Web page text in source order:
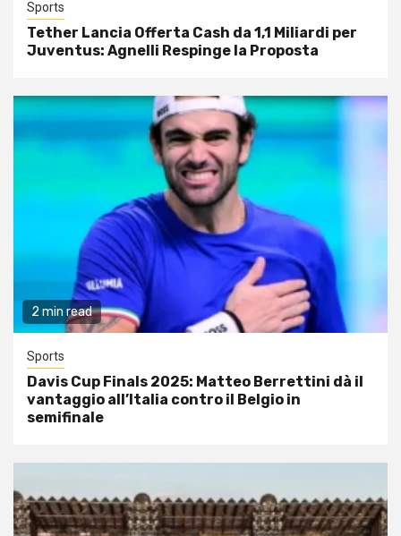
Sports
Tether Lancia Offerta Cash da 1,1 Miliardi per
Juventus: Agnelli Respinge la Proposta
2 min read
Sports
Davis Cup Finals 2025: Matteo Berrettini dà il
vantaggio all’Italia contro il Belgio in
semifinale